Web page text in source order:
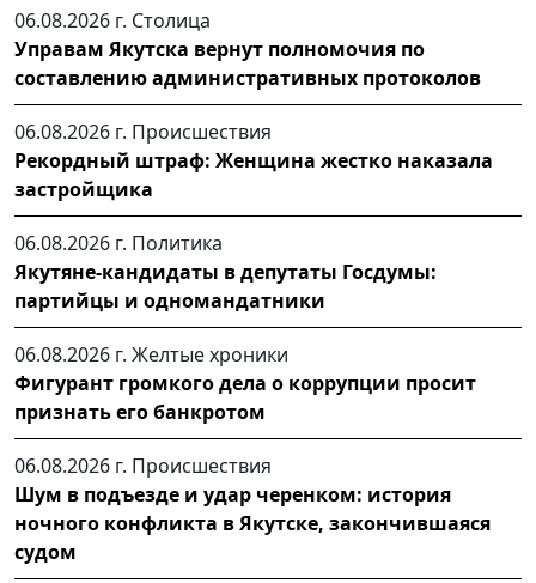
06.08.2026 г. Столица
Управам Якутска вернут полномочия по
составлению административных протоколов
06.08.2026 г. Происшествия
Рекордный штраф: Женщина жестко наказала
застройщика
06.08.2026 г. Политика
Якутяне-кандидаты в депутаты Госдумы:
партийцы и одномандатники
06.08.2026 г. Желтые хроники
Фигурант громкого дела о коррупции просит
признать его банкротом
06.08.2026 г. Происшествия
Шум в подъезде и удар черенком: история
ночного конфликта в Якутске, закончившаяся
судом